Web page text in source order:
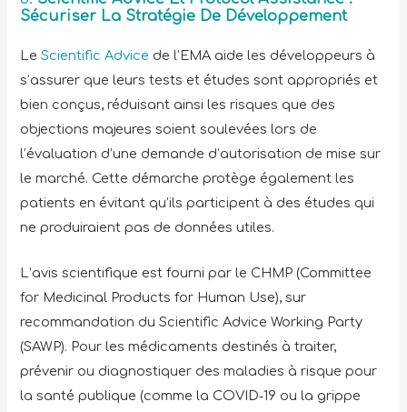
Sécuriser La Stratégie De Développement
LeScientific Advice de l’EMA aide les développeurs à
s’assurer que leurs tests et études sont appropriés et
bien conçus, réduisant ainsi les risques que des
objections majeures soient soulevées lors de
l’évaluation d’une demande d’autorisation de mise sur
le marché. Cette démarche protège également les
patients en évitant qu’ils participent à des études qui
ne produiraient pas de données utiles.
L’avis scientifique est fourni par le CHMP (Committee
for Medicinal Products for Human Use), sur
recommandation du Scientific Advice Working Party
(SAWP). Pour les médicaments destinés à traiter,
prévenir ou diagnostiquer des maladies à risque pour
la santé publique (comme la COVID‑19 ou la grippe